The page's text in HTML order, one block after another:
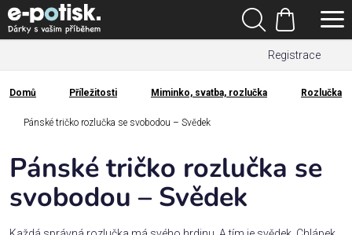
Přejít
na
obsah
Registrace
Hledat
Nákupní
košík
Kategorie
Dárek
Domů
Domů Příležitosti Miminko, svatba, rozlučka Rozlučka
Pánské tričko rozlučka se svobodou – Svědek
Pánské tričko rozlučka se
svobodou – Svědek